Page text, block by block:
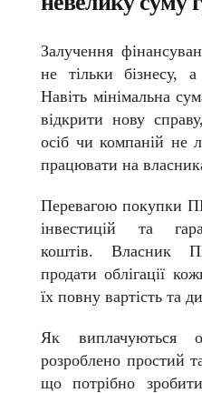
Залучення
не тільки бізнесу,
Навіть мінімальна
відкрити нову
осіб чи компаній не
працювати на
Перевагою покупки
інвестицій та
коштів. Власник
продати облігації
їх повну вартість та
Як виплачуються
розроблено простий
що потрібно